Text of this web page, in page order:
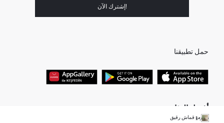
شورت قماش رقيق
+1
!إشترك الآن
حمل تطبيقنا
أفضل الفئات